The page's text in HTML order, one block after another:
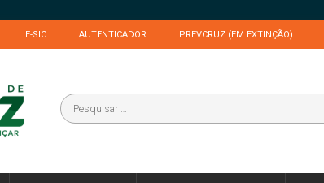
E-SIC AUTENTICADOR PREVCRUZ (EM EXTINÇÃO)